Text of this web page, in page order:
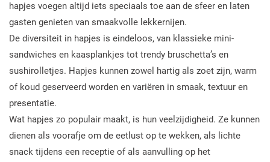
hapjes voegen altijd iets speciaals toe aan de sfeer en laten
gasten genieten van smaakvolle lekkernijen.
De diversiteit in hapjes is eindeloos, van klassieke mini-
sandwiches en kaasplankjes tot trendy bruschetta’s en
sushirolletjes. Hapjes kunnen zowel hartig als zoet zijn, warm
of koud geserveerd worden en variëren in smaak, textuur en
presentatie.
Wat hapjes zo populair maakt, is hun veelzijdigheid. Ze kunnen
dienen als voorafje om de eetlust op te wekken, als lichte
snack tijdens een receptie of als aanvulling op het